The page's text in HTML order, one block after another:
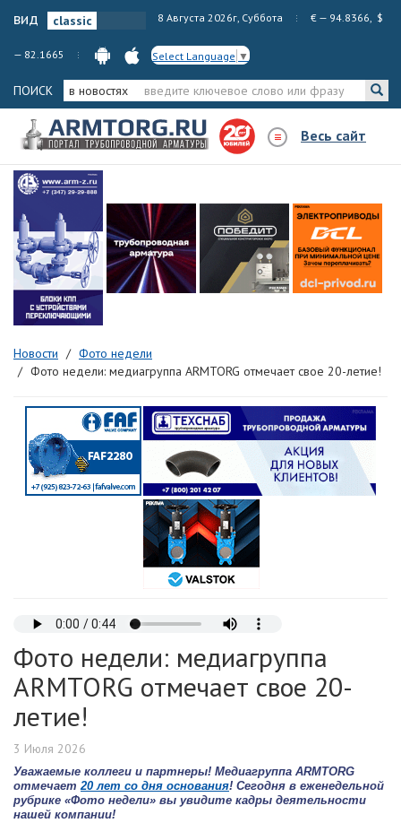
вид 8 Августа 2026г, Суббота € — 94.8366, $
— 82.1665 Select Language ▼
ПОИСК в новостях
Весь сайт
Новости
Фото недели
Фото недели: медиагруппа ARMTORG отмечает свое 20-летие!
Фото недели: медиагруппа
ARMTORG отмечает свое 20-
летие!
3 Июля 2026
Уважаемые коллеги и партнеры! Медиагруппа ARMTORG
отмечает20 лет со дня основания! Сегодня в еженедельной
рубрике «Фото недели» вы увидите кадры деятельности
нашей компании!